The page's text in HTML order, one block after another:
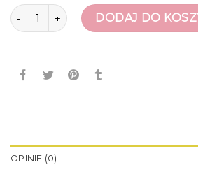
ilość deezee botkiDODAJ DO
OPINIE (0)